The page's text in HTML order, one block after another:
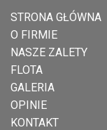
STRONA GŁÓWNA
O FIRMIE
NASZE ZALETY
FLOTA
GALERIA
OPINIE
KONTAKT